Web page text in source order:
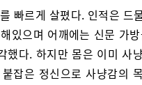
빠르게 살폈다. 인적은 드
있으며 어깨에는 신문 가
했다. 하지만 몸은 이미 사
잡은 정신으로 사냥감의